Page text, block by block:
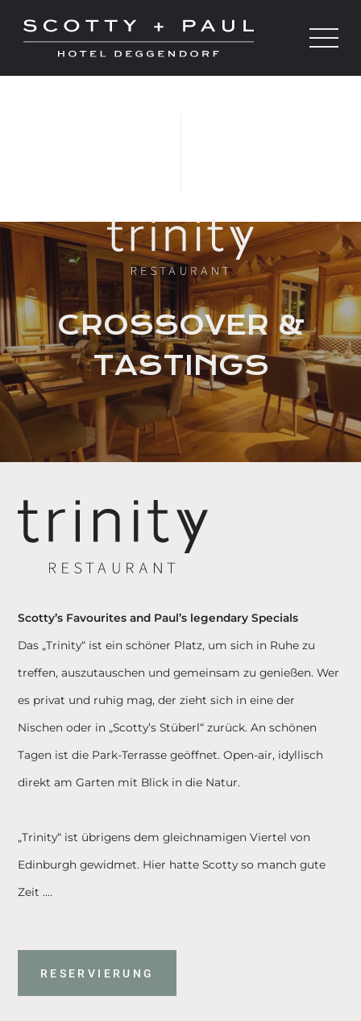
CROSSOVER &
TASTINGS
Scotty’s Favourites and Paul’s legendary Specials
Das „Trinity“ ist ein schöner Platz, um sich in Ruhe zu
treffen, auszutauschen und gemeinsam zu genießen. Wer
es privat und ruhig mag, der zieht sich in eine der
Nischen oder in „Scotty’s Stüberl“ zurück. An schönen
Tagen ist die Park-Terrasse geöffnet. Open-air, idyllisch
direkt am Garten mit Blick in die Natur.
„Trinity“ ist übrigens dem gleichnamigen Viertel von
Edinburgh gewidmet. Hier hatte Scotty so manch gute
Zeit ….
RESERVIERUNG